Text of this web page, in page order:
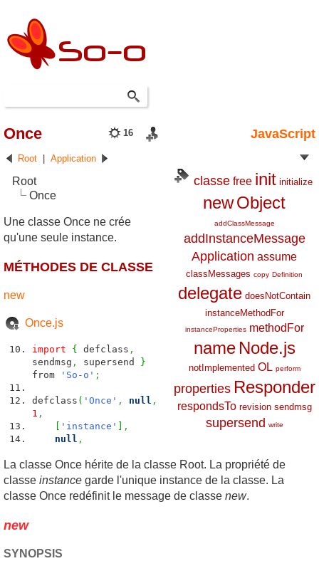
JavaScript
classe free init initialize
newObject
addClassMessage
addInstanceMessage
Application assume
classMessages copy Definition
delegate doesNotContain
instanceMethodFor
instanceProperties methodFor
name Node.js
notImplemented OL perform
properties Responder
respondsTo revision sendmsg
supersend write
16
Once
Root Application
Root
Once
Une classe Once ne crée
qu'une seule instance.
MÉTHODES DE CLASSE
new
Once.js
import { defclass ,
sendmsg , supersend
}
from
'So-o' ;
defclass ( 'Once' , null ,
1 ,
'instance'
,
null ,
La classe Once hérite de la classe Root. La propriété de
classe instance garde l'unique instance de la classe. La
classe Once redéfinit le message de classe new.
new
SYNOPSIS